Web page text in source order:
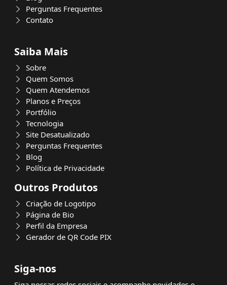
Perguntas Frequentes
Contato
Saiba Mais
Sobre
Quem Somos
Quem Atendemos
Planos e Preços
Portfólio
Tecnologia
Site Desatualizado
Perguntas Frequentes
Blog
Política de Privacidade
Outros Produtos
Criação de Logotipo
Página de Bio
Perfil da Empresa
Gerador de QR Code PIX
Siga-nos